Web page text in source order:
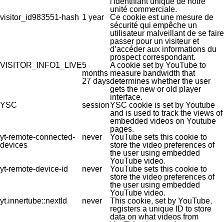
unité commerciale.
visitor_id983551-hash 1 year
Ce cookie est une mesure de
sécurité qui empêche un
utilisateur malveillant de se faire
passer pour un visiteur et
d’accéder aux informations du
prospect correspondant.
VISITOR_INFO1_LIVE5
months
27 days
A cookie set by YouTube to
measure bandwidth that
determines whether the user
gets the new or old player
interface.
YSC
sessionYSC cookie is set by Youtube
and is used to track the views of
embedded videos on Youtube
pages.
yt-remote-connected-
devices
never
YouTube sets this cookie to
store the video preferences of
the user using embedded
YouTube video.
yt-remote-device-id
never
YouTube sets this cookie to
store the video preferences of
the user using embedded
YouTube video.
yt.innertube::nextId
never
This cookie, set by YouTube,
registers a unique ID to store
data on what videos from